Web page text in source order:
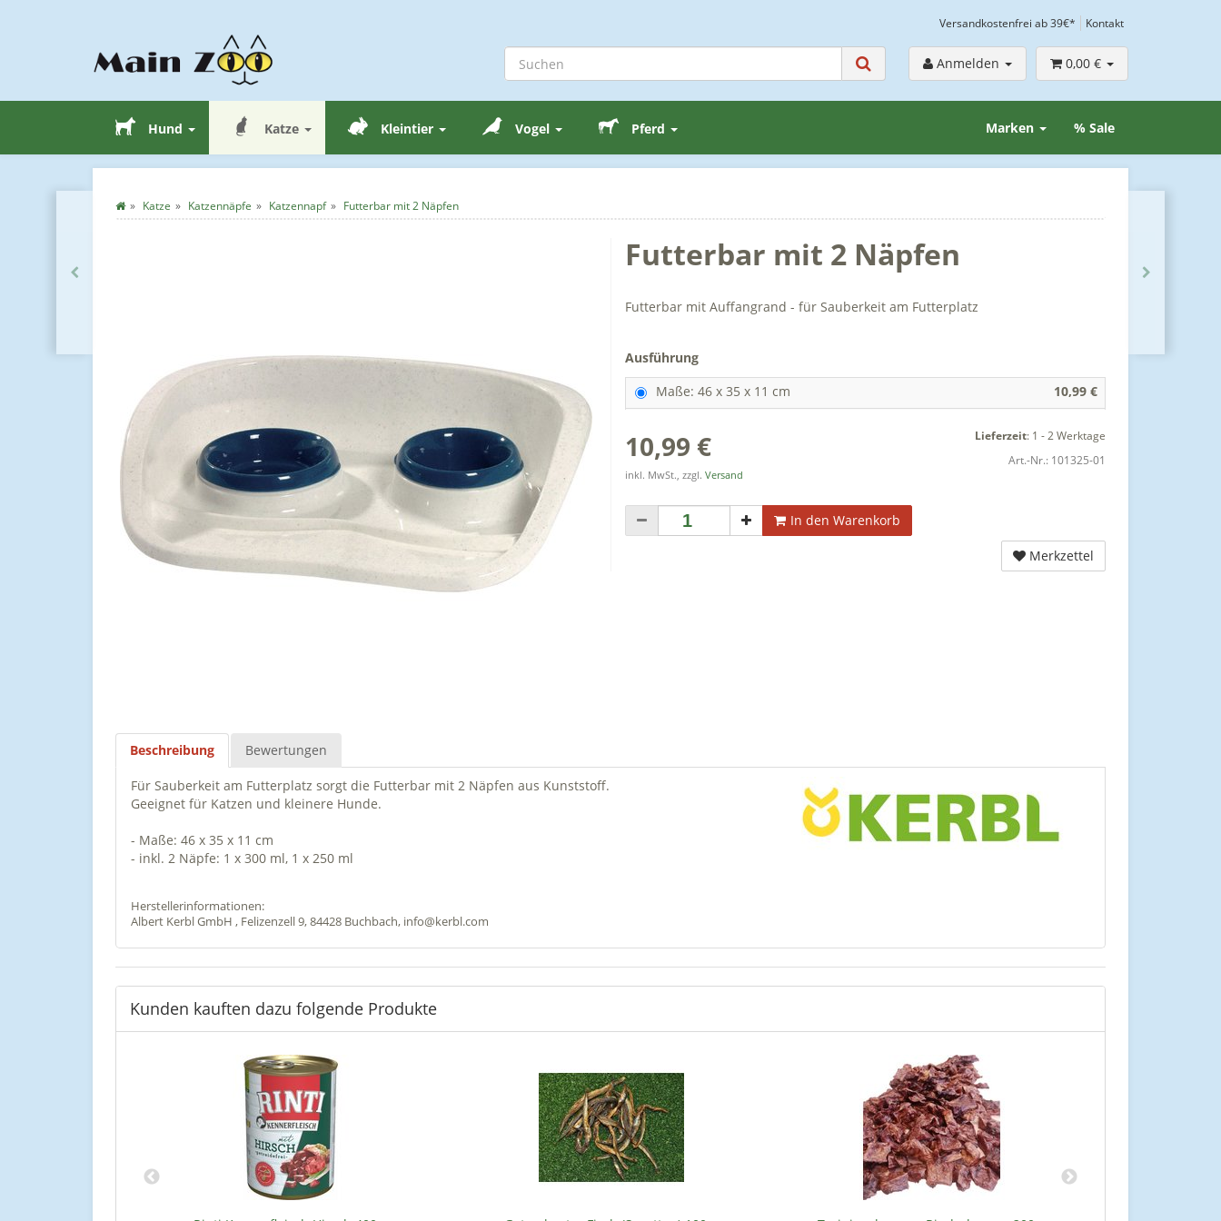
Versandkostenfrei ab 39€* Kontakt
Anmelden 0,00 €
Hund Katze Kleintier Vogel Pferd % Sale
Marken
Katze Katzennäpfe Katzennapf Futterbar mit 2 Näpfen
Futterbar mit 2 Näpfen
Futterbar mit Auffangrand - für Sauberkeit am Futterplatz
Ausführung
Maße: 46 x 35 x 11 cm
10,99 €
10,99 €
inkl. MwSt., zzgl. Versand
Lieferzeit: 1 - 2 Werktage
Art.-Nr.: 101325-01
In den Warenkorb
Merkzettel
Beschreibung Bewertungen
Für Sauberkeit am Futterplatz sorgt die Futterbar mit 2 Näpfen aus Kunststoff.
Geeignet für Katzen und kleinere Hunde.
- Maße: 46 x 35 x 11 cm
- inkl. 2 Näpfe: 1 x 300 ml, 1 x 250 ml
Herstellerinformationen:
Albert Kerbl GmbH , Felizenzell 9, 84428 Buchbach, info@kerbl.com
Kunden kauften dazu folgende Produkte